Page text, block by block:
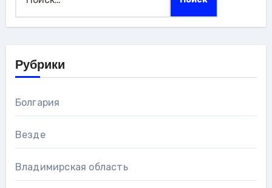
Рубрики
Болгария
Везде
Владимирская область